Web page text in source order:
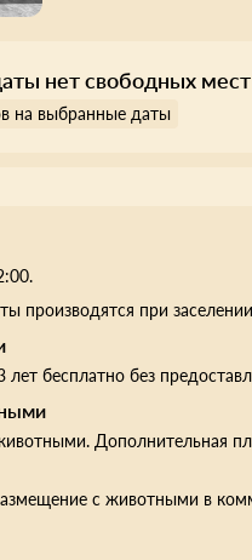
нет свободных мест
на выбранные даты
производятся при
бесплатно без
Дополнительная
с животными в